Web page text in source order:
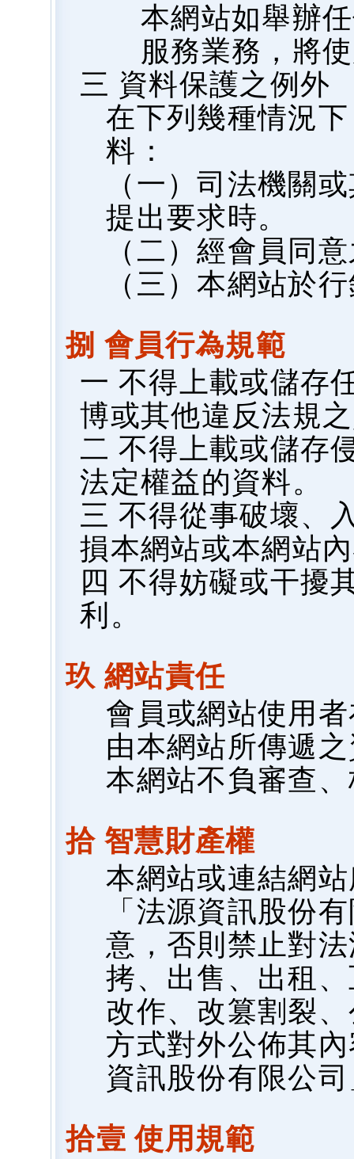
本網站如舉辦
服務業務，將
三 資料保護之例外
在下列幾種情況
料：
（一）司法機關
提出要求時。
（二）經會員同
（三）本網站於
捌 會員行為規範
一 不得上載或儲存
博或其他違反法規
二 不得上載或儲存
法定權益的資料。
三 不得從事破壞、
損本網站或本網站
四 不得妨礙或干擾
利。
玖 網站責任
會員或網站使用
由本網站所傳遞
本網站不負審查
拾 智慧財產權
本網站或連結網
「法源資訊股份
意，否則禁止對
拷、出售、出租
改作、改篡割裂
方式對外公佈其
資訊股份有限公
拾壹 使用規範